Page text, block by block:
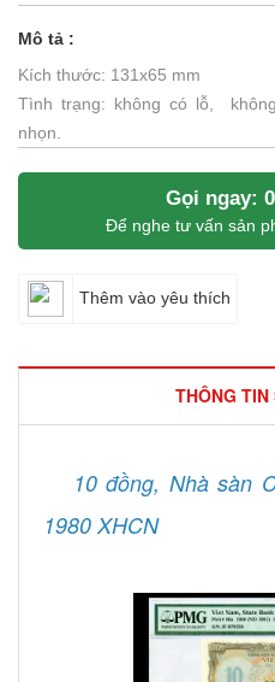
Mô tả :
Kích thước: 131x65 mm
Tình trạng: không có lỗ,
nhọn.
Gọi ngay:
Để nghe tư vấn sản
Thêm vào yêu thích
THÔNG TIN
10 đồng, Nhà sàn
1980 XHCN